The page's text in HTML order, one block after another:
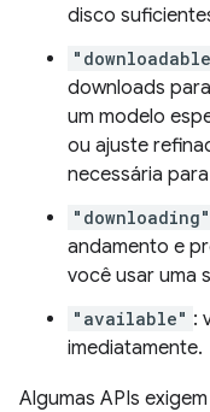
disco
downloads
um modelo
ou ajuste
necessária
"downloading"
andamento e
você usar uma
"available" :
imediatamente.
Algumas APIs